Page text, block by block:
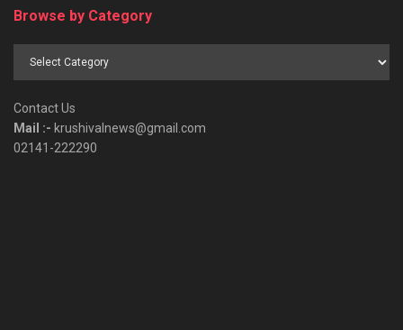
Browse by Category
Contact Us
Mail :- krushivalnews@gmail.com
02141-222290